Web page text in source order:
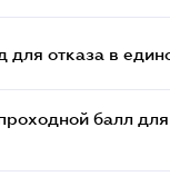
отказа в
балл